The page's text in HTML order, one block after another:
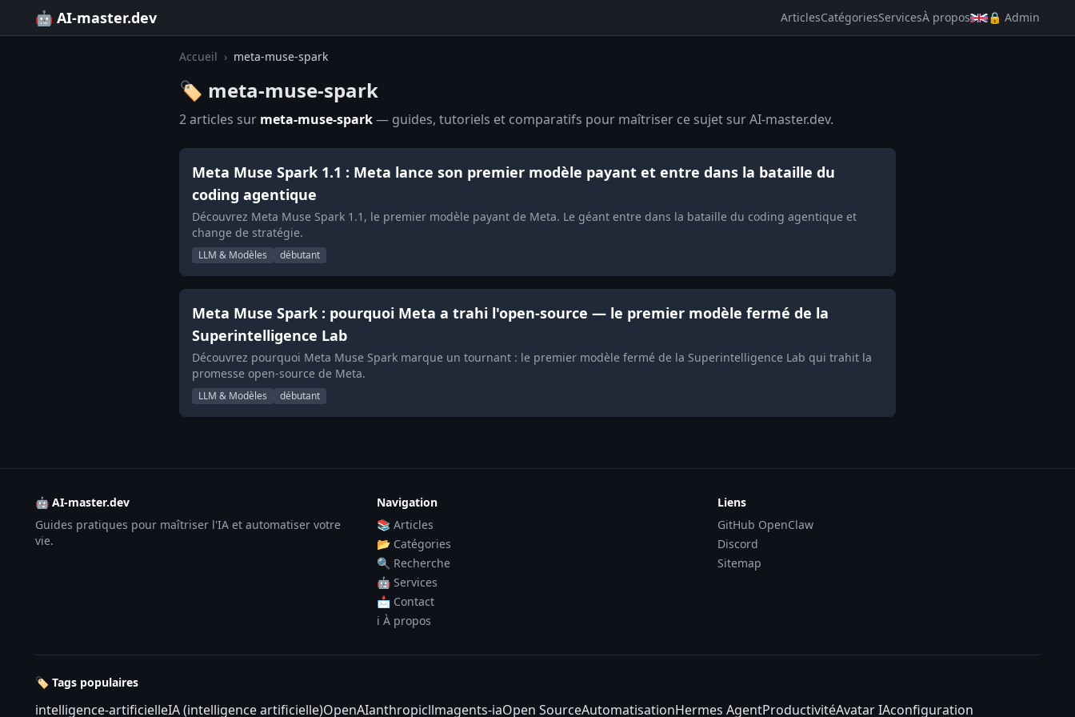
🤖 AI-master.dev ArticlesCatégoriesServicesÀ propos 🔒 Admin
Accueil › meta-muse-spark
🏷️ meta-muse-spark
2 articles sur meta-muse-spark— guides, tutoriels et comparatifs pour maîtriser ce sujet sur AI-master.dev.
Meta Muse Spark 1.1 : Meta lance son premier modèle payant et entre dans la bataille du
coding agentique
Découvrez Meta Muse Spark 1.1, le premier modèle payant de Meta. Le géant entre dans la bataille du coding agentique et
change de stratégie.
LLM & Modèles débutant
Meta Muse Spark : pourquoi Meta a trahi l'open-source — le premier modèle fermé de la
Superintelligence Lab
Découvrez pourquoi Meta Muse Spark marque un tournant : le premier modèle fermé de la Superintelligence Lab qui trahit la
promesse open-source de Meta.
LLM & Modèles débutant
🤖 AI-master.dev
Guides pratiques pour maîtriser l'IA et automatiser votre
vie.
Navigation
📚 Articles
📂 Catégories
🔍 Recherche
🤖 Services
📩 Contact
ℹ️ À propos
Liens
GitHub OpenClaw
Discord
Sitemap
🏷️ Tags populaires
intelligence-artificielleIA (intelligence artificielle)OpenAIanthropicllmagents-iaOpen SourceAutomatisationHermes AgentProductivitéAvatar IAconfiguration